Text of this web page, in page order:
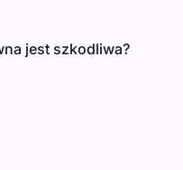
jest szkodliwa?